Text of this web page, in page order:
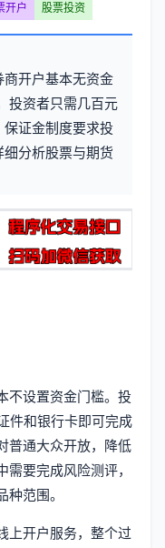
开户 股票投资
开户基本无资金
投资者只需几百元
证金制度要求投
分析股票与期货
不设置资金门槛。投
件和银行卡即可完成
普通大众开放，降低
要完成风险测评，
范围。
上开户服务，整个过